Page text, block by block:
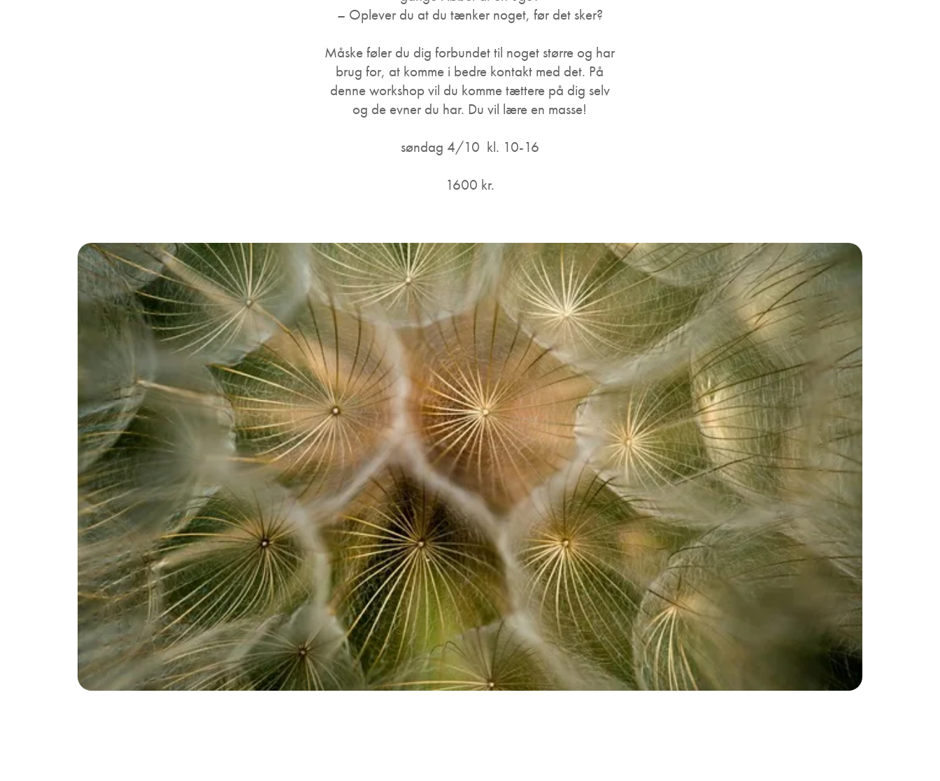
– Oplever du at du tænker noget, før det sker?
Måske føler du dig forbundet til noget større og har
brug for, at komme i bedre kontakt med det. På
denne workshop vil du komme tættere på dig selv
og de evner du har. Du vil lære en masse!
søndag 4/10 kl. 10-16
1600 kr.